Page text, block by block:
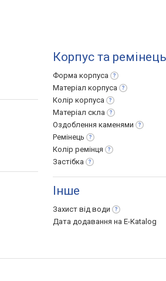
Корпус та ремінець
Форма корпуса
Матеріал корпуса
Колір корпуса
Матеріал скла
Оздоблення каменями
Ремінець
Колір ремінця
Застібка
Інше
Захист від води
Дата додавання на E-Katalog